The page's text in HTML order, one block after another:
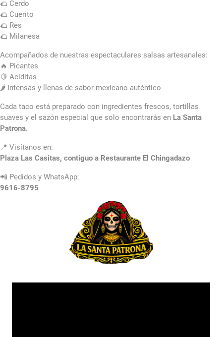
🌮 Cerdo
🌮 Cuerito
🌮 Res
🌮 Milanesa
Acompañados de nuestras espectaculares salsas artesanales:
🔥 Picantes
🍋 Aciditas
🌶️ Intensas y llenas de sabor mexicano auténtico
Cada taco está preparado con ingredientes frescos, tortillas
suaves y el sazón especial que solo encontrarás en La Santa
Patrona.
📍 Visítanos en:
Plaza Las Casitas, contiguo a Restaurante El Chingadazo
📲 Pedidos y WhatsApp:
9616-8795